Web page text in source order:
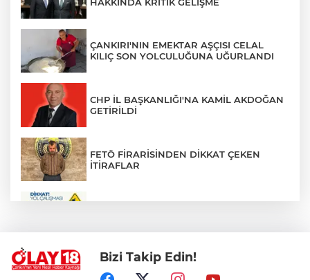
ÇANKIRI'NIN EMEKTAR AŞÇISI CELAL
KILIÇ SON YOLCULUĞUNA UĞURLANDI
CHP İL BAŞKANLIĞI'NA KAMİL AKDOĞAN
GETİRİLDİ
FETÖ FİRARİSİNDEN DİKKAT ÇEKEN
İTİRAFLAR
PKK'NIN SİLAH BIRAKMA SÜRECİNDE
YENİ DÖNEM
Bizi Takip Edin!